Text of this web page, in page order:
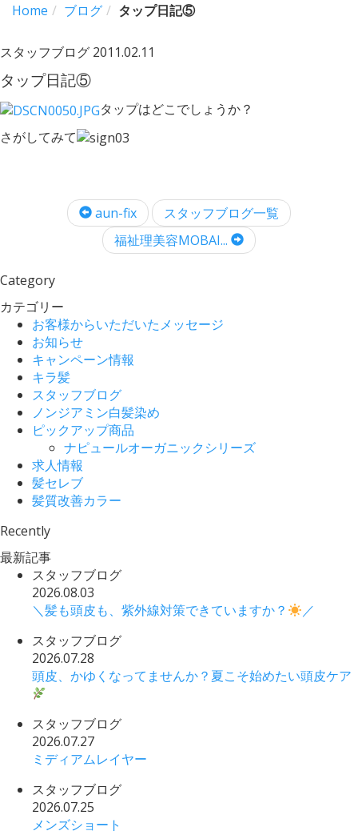
Home ブログ タップ日記⑤
スタッフブログ 2011.02.11
タップ日記⑤
タップはどこでしょうか？
さがしてみて
aun-fix
スタッフブログ一覧
福祉理美容MOBAI...
Category
カテゴリー
お客様からいただいたメッセージ
お知らせ
キャンペーン情報
キラ髪
スタッフブログ
ノンジアミン白髪染め
ピックアップ商品
ナピュールオーガニックシリーズ
求人情報
髪セレブ
髪質改善カラー
Recently
最新記事
スタッフブログ
2026.08.03
＼髪も頭皮も、紫外線対策できていますか？
／
スタッフブログ
2026.07.28
頭皮、かゆくなってませんか？夏こそ始めたい頭皮ケア
スタッフブログ
2026.07.27
ミディアムレイヤー
スタッフブログ
2026.07.25
メンズショート